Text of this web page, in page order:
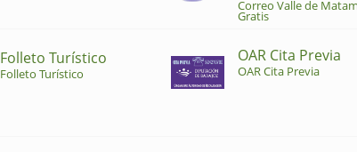
Correo Valle de
Gratis
Folleto Turístico
Folleto Turístico
OAR Cita Previa
OAR Cita Previa